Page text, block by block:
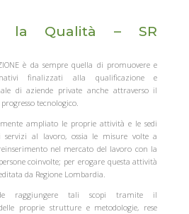
la Qualità – SR
è da sempre quella di promuovere e
finalizzati alla qualificazione e
di aziende private anche attraverso il
tecnologico.
ampliato le proprie attività e le sedi
servizi al lavoro, ossia le misure volte a
nel mercato del lavoro con la
coinvolte; per erogare questa attività
da Regione Lombardia.
raggiungere tali scopi tramite il
proprie strutture e metodologie, rese